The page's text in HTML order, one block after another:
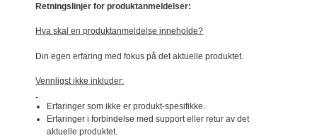
Retningslinjer for produktanmeldelser:
Hva skal en produktanmeldelse inneholde?
Din egen erfaring med fokus på det aktuelle produktet.
Vennligst ikke inkluder:
Erfaringer som ikke er produkt-spesifikke.
Erfaringer i forbindelse med support eller retur av det
aktuelle produktet.